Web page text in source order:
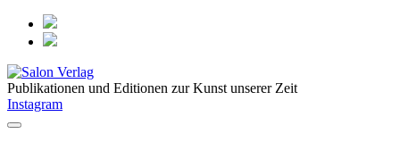
Publikationen und Editionen zur Kunst unserer Zeit
Instagram